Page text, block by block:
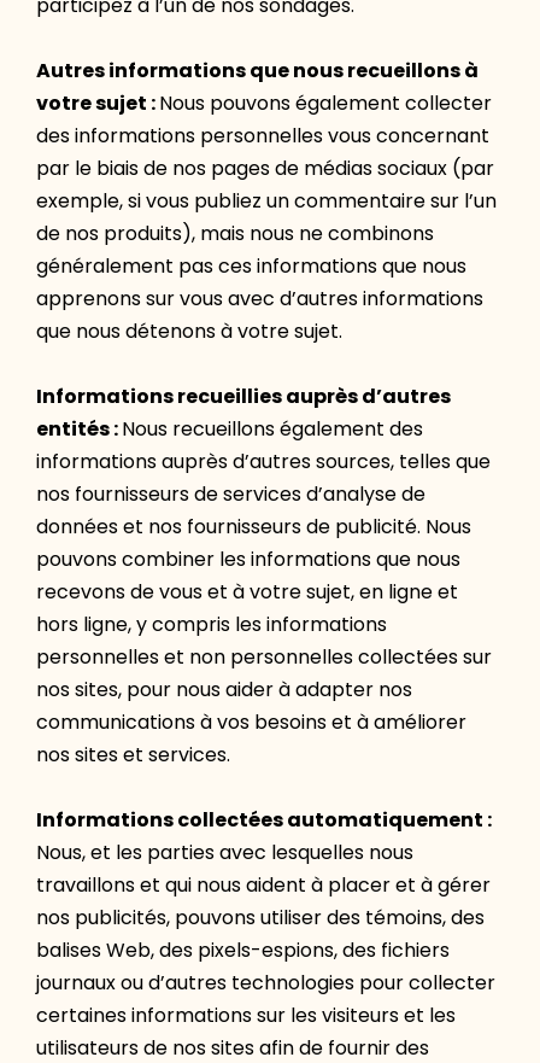
Autres informations que nous recueillons à
votre sujet :Nous pouvons également collecter
des informations personnelles vous concernant
par le biais de nos pages de médias sociaux (par
exemple, si vous publiez un commentaire sur l’un
de nos produits), mais nous ne combinons
généralement pas ces informations que nous
apprenons sur vous avec d’autres informations
que nous détenons à votre sujet.
Informations recueillies auprès d’autres
entités :Nous recueillons également des
informations auprès d’autres sources, telles que
nos fournisseurs de services d’analyse de
données et nos fournisseurs de publicité. Nous
pouvons combiner les informations que nous
recevons de vous et à votre sujet, en ligne et
hors ligne, y compris les informations
personnelles et non personnelles collectées sur
nos sites, pour nous aider à adapter nos
communications à vos besoins et à améliorer
nos sites et services.
Informations collectées automatiquement :
Nous, et les parties avec lesquelles nous
travaillons et qui nous aident à placer et à gérer
nos publicités, pouvons utiliser des témoins, des
balises Web, des pixels-espions, des fichiers
journaux ou d’autres technologies pour collecter
certaines informations sur les visiteurs et les
utilisateurs de nos sites afin de fournir des